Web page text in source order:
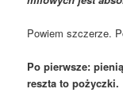
Powiem szczerze.
Po pierwsze:
reszta to pożyczki.